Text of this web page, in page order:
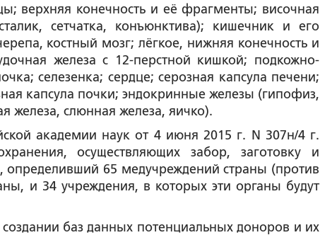
верхняя конечность и её фрагменты; височная
сетчатка, конъюнктива); кишечник и его
костный мозг; лёгкое, нижняя конечность и
железа с 12-перстной кишкой; подкожно-
селезенка; сердце; серозная капсула печени;
капсула почки; эндокринные железы (гипофиз,
железа, слюнная железа, яичко).
академии наук от 4 июня 2015 г. N 307н/4 г.
осуществляющих забор, заготовку и
определивший 65 медучреждений страны (против
и 34 учреждения, в которых эти органы будут
баз данных потенциальных доноров и их